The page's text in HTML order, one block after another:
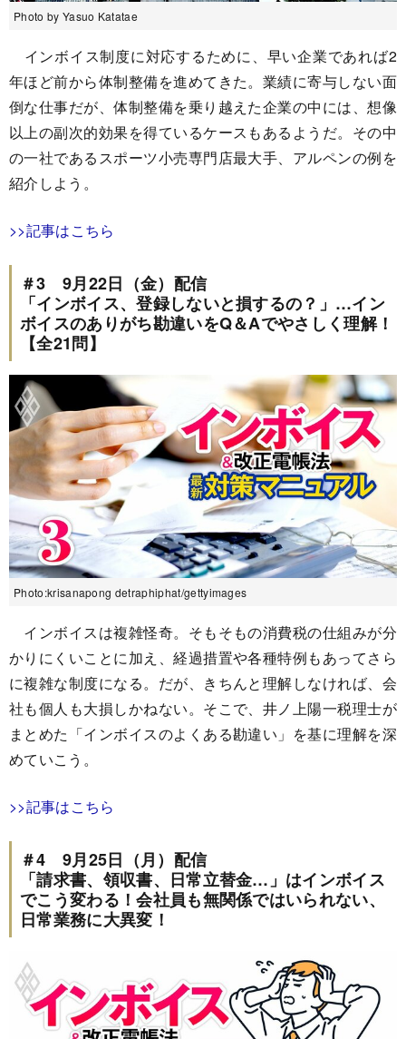
Photo by Yasuo Katatae
インボイス制度に対応するために、早い企業であれば2
年ほど前から体制整備を進めてきた。業績に寄与しない面
倒な仕事だが、体制整備を乗り越えた企業の中には、想像
以上の副次的効果を得ているケースもあるようだ。その中
の一社であるスポーツ小売専門店最大手、アルペンの例を
紹介しよう。
>>記事はこちら
＃3 9月22日（金）配信
「インボイス、登録しないと損するの？」…イン
ボイスのありがち勘違いをQ＆Aでやさしく理解！
【全21問】
Photo:krisanapong detraphiphat/gettyimages
インボイスは複雑怪奇。そもそもの消費税の仕組みが分
かりにくいことに加え、経過措置や各種特例もあってさら
に複雑な制度になる。だが、きちんと理解しなければ、会
社も個人も大損しかねない。そこで、井ノ上陽一税理士が
まとめた「インボイスのよくある勘違い」を基に理解を深
めていこう。
>>記事はこちら
＃4 9月25日（月）配信
「請求書、領収書、日常立替金…」はインボイス
でこう変わる！会社員も無関係ではいられない、
日常業務に大異変！